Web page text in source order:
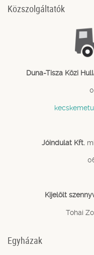
Közszolgáltatók
Duna-Tisza Közi
Jóindulat Kft.
Kijelölt
Tohai
Egyházak